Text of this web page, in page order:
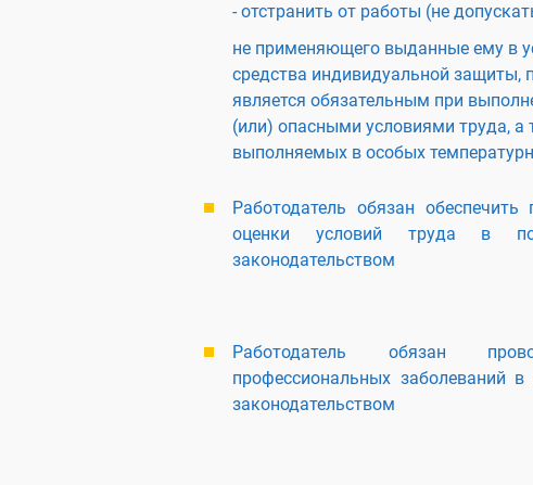
- отстранить от работы (не
не применяющего выданные ему в
средства индивидуальной защиты,
является обязательным при
(или) опасными условиями труда, а
выполняемых в особых
Работодатель обязан обеспечить
оценки условий труда в
законодательством
Работодатель обязан
профессиональных заболеваний в
законодательством